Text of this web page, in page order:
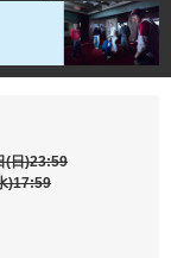
(日)23:59
)17:59